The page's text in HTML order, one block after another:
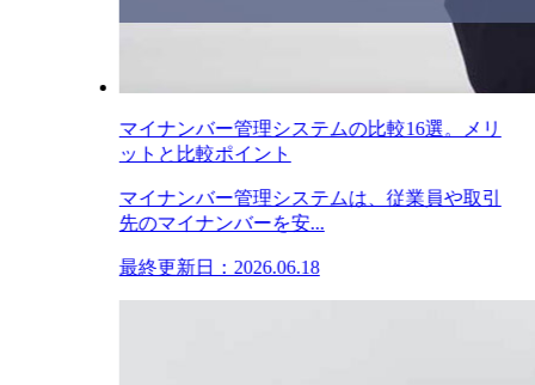
マイナンバー管理システムの比較16選。メリ
ットと比較ポイント
マイナンバー管理システムは、従業員や取引
先のマイナンバーを安...
最終更新日：2026.06.18